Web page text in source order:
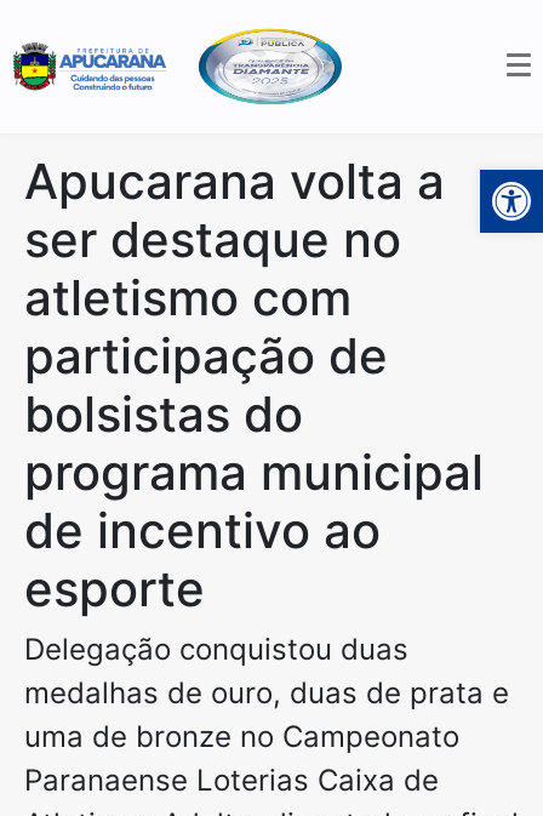
Apucarana volta a
ser destaque no
atletismo com
participação de
bolsistas do
programa municipal
de incentivo ao
esporte
Delegação conquistou duas
medalhas de ouro, duas de prata e
uma de bronze no Campeonato
Paranaense Loterias Caixa de